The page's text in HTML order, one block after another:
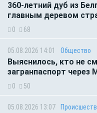
360-летний дуб из
главным деревом
0 68
05.08.2026 14:01 Общество
Выяснилось, кто не
загранпаспорт через
0 50
05.08.2026 13:07